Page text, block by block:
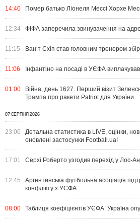
14:40 Помер батько Ліонеля Мессі Хорхе
12:34 ФІФА заперечила звинувачення на
11:15 Ван‘т Схіп став головним тренером
11:06 Інфантіно на посаді в УЄФА
01:00
Війна, день 1627. Перший візит
Трампа про ракети Patriot для України
07 СЕРПНЯ 2026
23:00
Детальна статистика в LIVE, оцінки,
оновлені застосунки Football.ua!
17:01 Серхі Роберто узгодив перехід у Лос-
12:45
Аргентинська футбольна асоціація
конфлікту з УЄФА
08:00 Таблиця коефіцієнтів УЄФА: Україна